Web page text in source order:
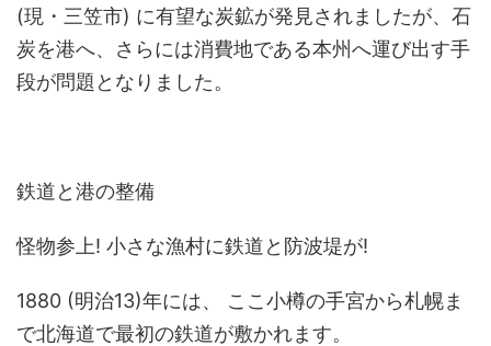
(現・三笠市) に有望な炭鉱が発見されましたが、石
炭を港へ、さらには消費地である本州へ運び出す手
段が問題となりました。
鉄道と港の整備
怪物参上! 小さな漁村に鉄道と防波堤が!
1880 (明治13)年には、 ここ小樽の手宮から札幌ま
で北海道で最初の鉄道が敷かれます。